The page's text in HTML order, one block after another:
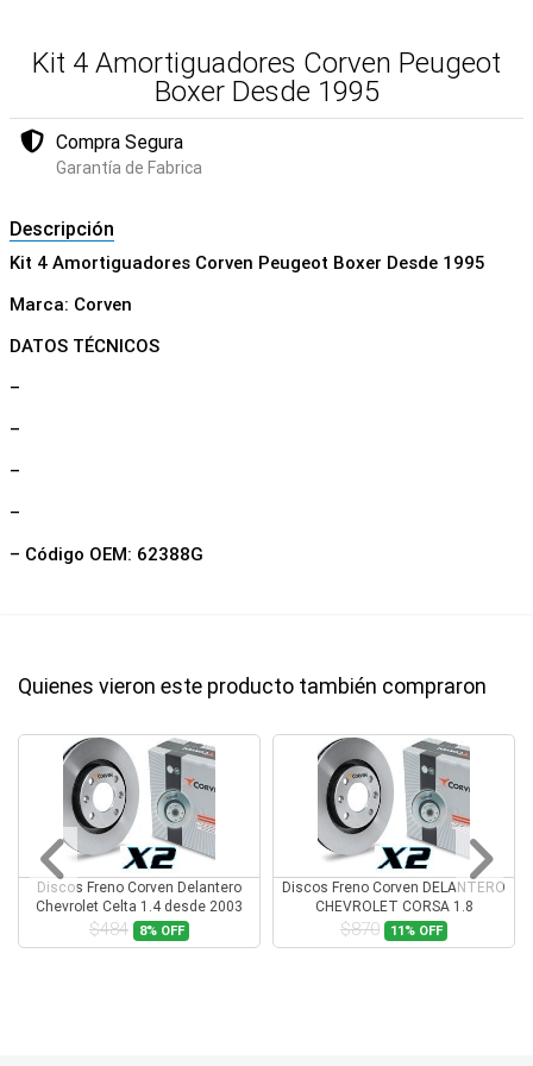
Kit 4 Amortiguadores Corven Peugeot
Boxer Desde 1995
Compra Segura
Garantía de Fabrica
Descripción
Kit 4 Amortiguadores Corven Peugeot Boxer Desde 1995
Marca: Corven
DATOS TÉCNICOS
–
–
–
–
– Código OEM: 62388G
Quienes vieron este producto también compraron
Discos Freno Corven Delantero
Chevrolet Celta 1.4 desde 2003
$484 8% OFF
Discos Freno Corven DELANTERO
CHEVROLET CORSA 1.8
$870 11% OFF